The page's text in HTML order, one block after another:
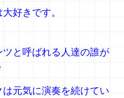
好きです。
と呼ばれる人達の誰が
元気に演奏を続けてい